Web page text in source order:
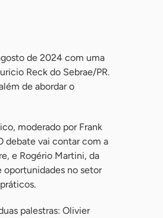
de 2024 com uma
Reck do Sebrae/PR.
de abordar o
moderado por Frank
debate vai contar com a
e Rogério Martini, da
oportunidades no setor
palestras: Olivier